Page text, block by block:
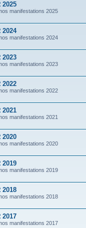
2025
manifestations 2025
2024
manifestations 2024
2023
manifestations 2023
2022
manifestations 2022
2021
manifestations 2021
2020
manifestations 2020
2019
manifestations 2019
2018
manifestations 2018
2017
manifestations 2017